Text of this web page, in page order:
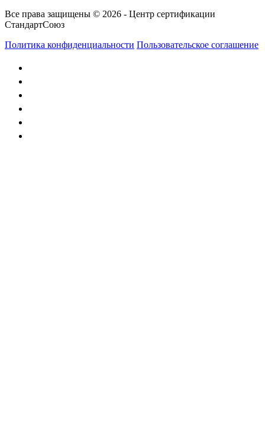
Все права защищены © 2026 - Центр сертификации
СтандартСоюз
Политика конфиденциальности Пользовательское соглашение